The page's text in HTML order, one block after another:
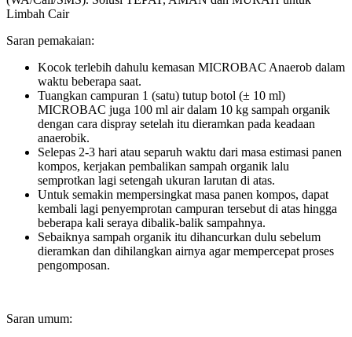
Saran pemakaian:
Kocok terlebih dahulu kemasan MICROBAC Anaerob dalam
waktu beberapa saat.
Tuangkan campuran 1 (satu) tutup botol (± 10 ml)
MICROBAC juga 100 ml air dalam 10 kg sampah organik
dengan cara dispray setelah itu dieramkan pada keadaan
anaerobik.
Selepas 2-3 hari atau separuh waktu dari masa estimasi panen
kompos, kerjakan pembalikan sampah organik lalu
semprotkan lagi setengah ukuran larutan di atas.
Untuk semakin mempersingkat masa panen kompos, dapat
kembali lagi penyemprotan campuran tersebut di atas hingga
beberapa kali seraya dibalik-balik sampahnya.
Sebaiknya sampah organik itu dihancurkan dulu sebelum
dieramkan dan dihilangkan airnya agar mempercepat proses
pengomposan.
Saran umum: